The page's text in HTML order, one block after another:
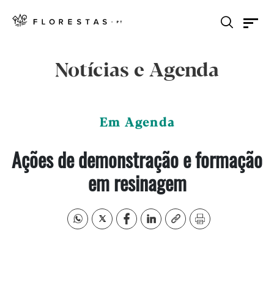
Notícias e Agenda
Em Agenda
Ações de demonstração e formação
em resinagem